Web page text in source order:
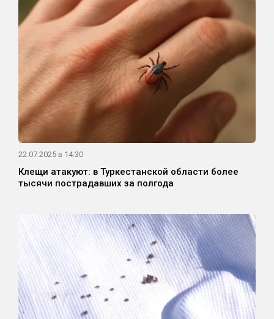
22.07.2025 в 14:30
Клещи атакуют: в Туркестанской области более
тысячи пострадавших за полгода